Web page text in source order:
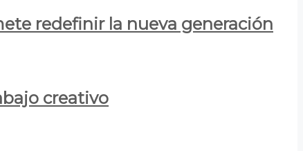
redefinir la nueva generación
creativo